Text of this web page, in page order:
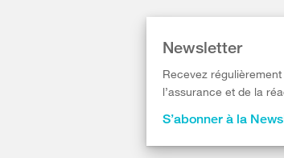
Newsletter
Recevez
l’assurance et de la
S’abonner à la